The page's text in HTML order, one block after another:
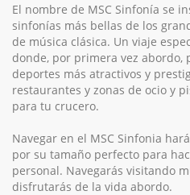
El nombre de MSC Sinfonía se
sinfonías más bellas de los
de música clásica. Un viaje
donde, por primera vez abordo,
deportes más atractivos y
restaurantes y zonas de ocio y
para tu crucero.
Navegar en el MSC Sinfonia
por su tamaño perfecto para
personal. Navegarás visitando
disfrutarás de la vida abordo.